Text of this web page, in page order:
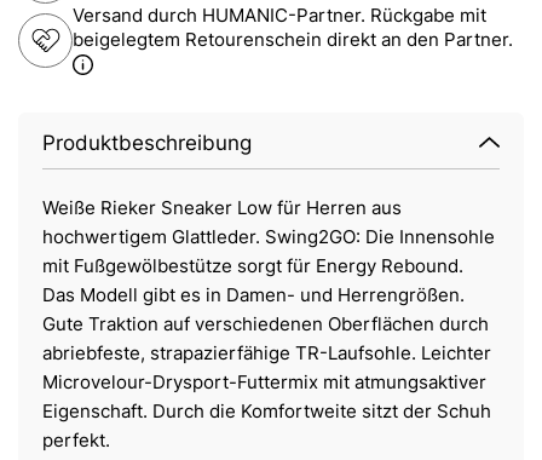
Versand durch HUMANIC-Partner. Rückgabe mit
beigelegtem Retourenschein direkt an den Partner.
Produktbeschreibung
Weiße Rieker Sneaker Low für Herren aus
hochwertigem Glattleder. Swing2GO: Die Innensohle
mit Fußgewölbestütze sorgt für Energy Rebound.
Das Modell gibt es in Damen- und Herrengrößen.
Gute Traktion auf verschiedenen Oberflächen durch
abriebfeste, strapazierfähige TR-Laufsohle. Leichter
Microvelour-Drysport-Futtermix mit atmungsaktiver
Eigenschaft. Durch die Komfortweite sitzt der Schuh
perfekt.